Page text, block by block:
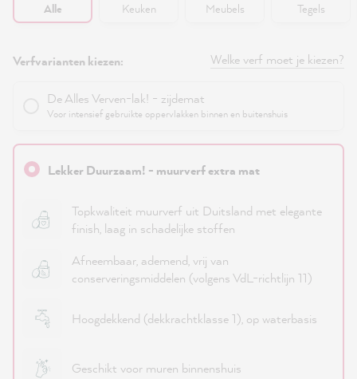
Alle Keuken Meubels Tegels
Verfvarianten kiezen: Welke verf moet je kiezen?
De Alles Verven-lak! - zijdemat
Voor intensief gebruikte oppervlakken binnen en buitenshuis
Lekker Duurzaam! - muurverf extra mat
Topkwaliteit muurverf uit Duitsland met elegante
finish, laag in schadelijke stoffen
Afneembaar, ademend, vrij van
conserveringsmiddelen (volgens VdL-richtlijn 11)
Hoogdekkend (dekkrachtklasse 1), op waterbasis
Geschikt voor muren binnenshuis